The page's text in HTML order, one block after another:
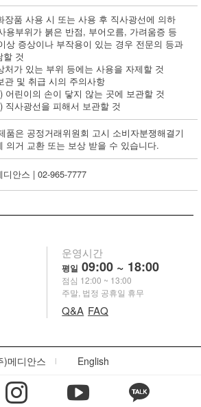
장품 사용 시 또는 사용 후 직사광선에 의하
용부위가 붉은 반점, 부어오름, 가려움증 등
상 증상이나 부작용이 있는 경우 전문의 등과
할 것
처가 있는 부위 등에는 사용을 자제할 것
관 및 취급 시의 주의사항
어린이의 손이 닿지 않는 곳에 보관할 것
직사광선을 피해서 보관할 것
품은 공정거래위원회 고시 소비자분쟁해결기
의거 교환 또는 보상 받을 수 있습니다.
디안스 | 02-965-7777
운영시간
평일 09:00 ~ 18:00
점심 12:00 ~ 13:00
주말, 법정 공휴일 휴무
Q&A FAQ
)메디안스 | English